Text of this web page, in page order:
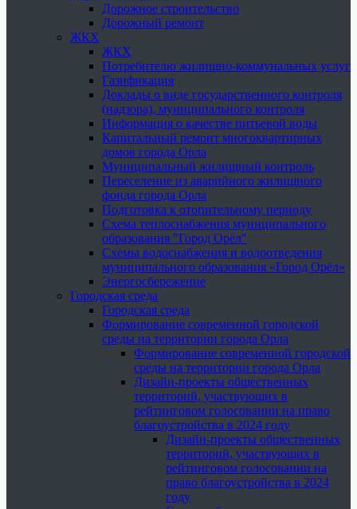
Дорожное строительство
Дорожный ремонт
ЖКХ
ЖКХ
Потребителю жилищно-коммунальных услуг
Газификация
Доклады о виде государственного контроля
(надзора), муниципального контроля
Информация о качестве питьевой воды
Капитальный ремонт многоквартирных
домов города Орла
Муниципальный жилищный контроль
Переселение из аварийного жилищного
фонда города Орла
Подготовка к отопительному периоду
Схема теплоснабжения муниципального
образования "Город Орёл"
Схемы водоснабжения и водоотведения
муниципального образования «Город Орёл»
Энергосбережение
Городская среда
Городская среда
Формирование современной городской
среды на территории города Орла
Формирование современной городской
среды на территории города Орла
Дизайн-проекты общественных
территорий, участвующих в
рейтинговом голосовании на право
благоустройства в 2024 году
Дизайн-проекты общественных
территорий, участвующих в
рейтинговом голосовании на
право благоустройства в 2024
году